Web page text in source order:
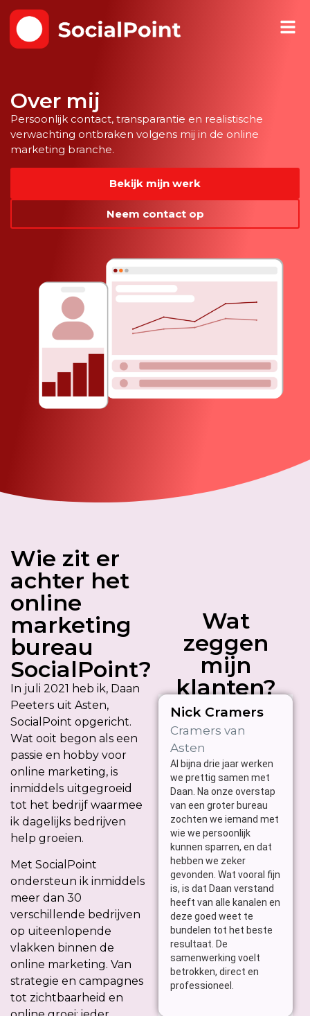
Over mij
Persoonlijk contact, transparantie en realistische
verwachting ontbraken volgens mij in de online
marketing branche.
Bekijk mijn werk
Neem contact op
Wie zit er
achter het
online
marketing
bureau
SocialPoint?
In juli 2021 heb ik, Daan
Peeters uit Asten,
SocialPoint opgericht.
Wat ooit begon als een
passie en hobby voor
online marketing, is
inmiddels uitgegroeid
tot het bedrijf waarmee
ik dagelijks bedrijven
help groeien.
Met SocialPoint
ondersteun ik inmiddels
meer dan 30
verschillende bedrijven
op uiteenlopende
vlakken binnen de
online marketing. Van
strategie en campagnes
tot zichtbaarheid en
Wat
zeggen
mijn
klanten?
Nick Cramers
Cramers van
Asten
Al bijna drie jaar werken
we prettig samen met
Daan. Na onze overstap
van een groter bureau
zochten we iemand met
wie we persoonlijk
kunnen sparren, en dat
hebben we zeker
gevonden. Wat vooral fijn
is, is dat Daan verstand
heeft van alle kanalen en
deze goed weet te
bundelen tot het beste
resultaat. De
samenwerking voelt
betrokken, direct en
professioneel.